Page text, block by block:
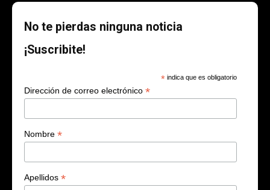
No te pierdas ninguna noticia
¡Suscribite!
* indica que es obligatorio
Dirección de correo electrónico *
Nombre *
Apellidos *